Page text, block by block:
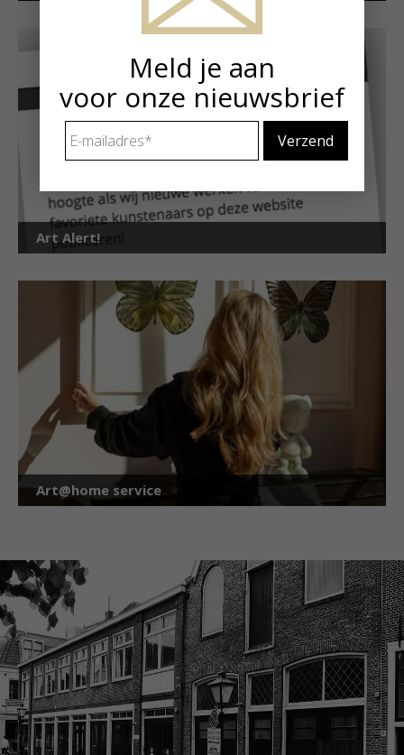
Art Alert!
Art@home service
Meld je aan
voor onze nieuwsbrief
mailadres *